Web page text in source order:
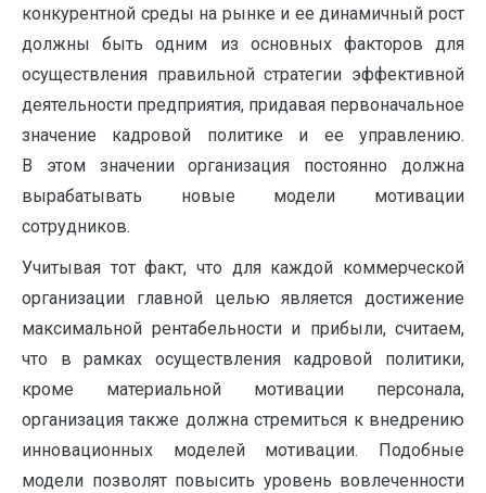
конкурентной среды на рынке и ее динамичный рост
должны быть одним из основных факторов для
осуществления правильной стратегии эффективной
деятельности предприятия, придавая первоначальное
значение кадровой политике и ее управлению.
В этом значении организация постоянно должна
вырабатывать новые модели мотивации
сотрудников.
Учитывая тот факт, что для каждой коммерческой
организации главной целью является достижение
максимальной рентабельности и прибыли, считаем,
что в рамках осуществления кадровой политики,
кроме материальной мотивации персонала,
организация также должна стремиться к внедрению
инновационных моделей мотивации. Подобные
модели позволят повысить уровень вовлеченности